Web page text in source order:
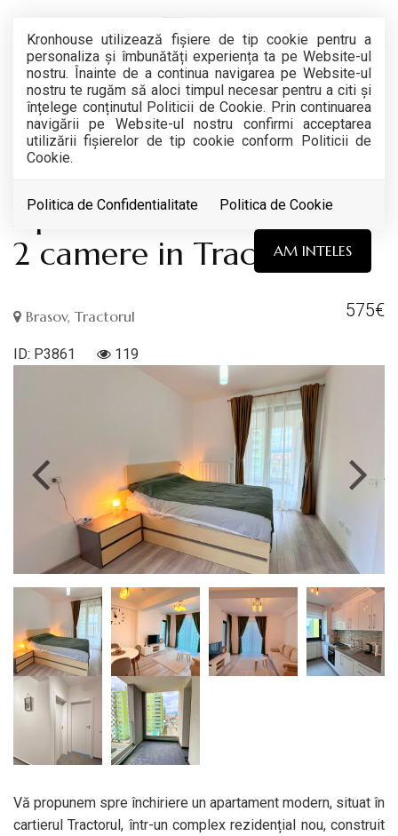
Kronhouse utilizează fişiere de tip cookie pentru a
personaliza și îmbunătăți experiența ta pe Website-ul
nostru. Înainte de a continua navigarea pe Website-ul
nostru te rugăm să aloci timpul necesar pentru a citi și
înțelege conținutul Politicii de Cookie. Prin continuarea
navigării pe Website-ul nostru confirmi acceptarea
utilizării fişierelor de tip cookie conform Politicii de
Cookie.
Politica de Confidentialitate Politica de Cookie
AM INTELES
Acest anunt nu mai este activ !
Apartament modern cu
2 camere in Tractorul
Brasov, Tractorul 575€
ID: P3861 119
RETRAS
Vă propunem spre închiriere un apartament modern, situat în
cartierul Tractorul, într-un complex rezidențial nou, construit